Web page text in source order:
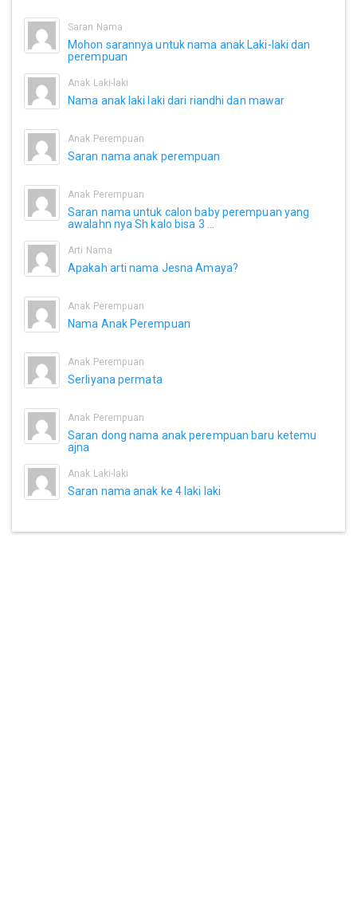
Saran Nama
Mohon sarannya untuk nama anak Laki-laki dan
perempuan
Anak Laki-laki
Nama anak laki laki dari riandhi dan mawar
Anak Perempuan
Saran nama anak perempuan
Anak Perempuan
Saran nama untuk calon baby perempuan yang
awalahn nya Sh kalo bisa 3 ...
Arti Nama
Apakah arti nama Jesna Amaya?
Anak Perempuan
Nama Anak Perempuan
Anak Perempuan
Serliyana permata
Anak Perempuan
Saran dong nama anak perempuan baru ketemu
ajna
Anak Laki-laki
Saran nama anak ke 4 laki laki